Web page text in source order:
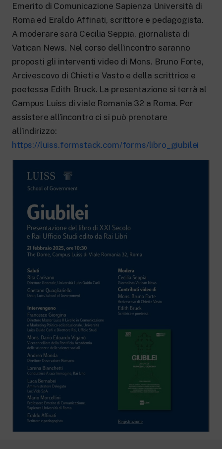
Emerito di Comunicazione Sapienza Università di
Roma ed Eraldo Affinati, scrittore e pedagogista.
A moderare sarà Cecilia Seppia, giornalista di
Vatican News. Nel corso dell’incontro saranno
proposti gli interventi video di Mons. Bruno Forte,
Arcivescovo di Chieti e Vasto e della scrittrice e
poetessa Edith Bruck. La presentazione si terrà al
Campus Luiss di viale Romania 32 a Roma. Per
assistere all’incontro ci si può prenotare
all’indirizzo:
https://luiss.formstack.com/forms/libro_giubilei